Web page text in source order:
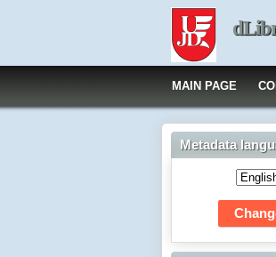
MAIN PAGE
Metadata